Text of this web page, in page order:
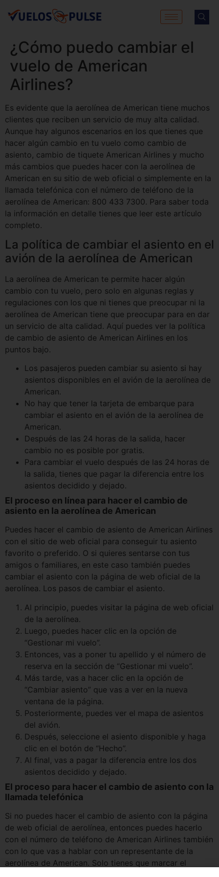
¿Cómo puedo cambiar el
vuelo de American
Airlines?
Es evidente que la aerolínea de American tiene muchos
clientes que reciben un servicio de muy alta calidad.
Aunque hay algunos escenarios en los que tienes que
hacer algún cambio en tu vuelo como cambio de
asiento, cambio de tiquete American Airlines y mucho
más cambios que puedes hacer con la aerolínea de
American en su sitio de web oficial o simplemente en la
llamada telefónica con el número de teléfono de la
aerolínea de American: 800 433 7300. Para saber toda
la información en detalle tienes que leer este artículo
completo.
La política de cambiar el asiento en el
avión de la aerolínea de American
La aerolínea de American te permite hacer algún
cambio con tu vuelo, pero solo en algunas reglas y
regulaciones con los que ni tienes que preocupar ni la
aerolínea de American tiene que preocupar para en dar
un servicio de alta calidad. Aquí puedes ver la política
de cambio de asiento de American Airlines en los
puntos bajo.
Los pasajeros pueden cambiar su asiento si hay
asientos disponibles en el avión de la aerolínea de
American.
No hay que tener la tarjeta de embarque para
cambiar el asiento en el avión de la aerolínea de
American.
Después de las 24 horas de la salida, hacer
cambio no es posible por gratis.
Para cambiar el vuelo después de las 24 horas de
la salida, tienes que pagar la diferencia entre los
asientos decidido y dejado.
El proceso en línea para hacer el cambio de
asiento en la aerolínea de American
Puedes hacer el cambio de asiento de American Airlines
con el sitio de web oficial para conseguir tu asiento
favorito o preferido. O si quieres sentarse con tus
amigos o familiares, en este caso también puedes
cambiar el asiento con la página de web oficial de la
aerolínea. Los pasos de cambiar el asiento.
Al principio, puedes visitar la página de web oficial
de la aerolínea.
Luego, puedes hacer clic en la opción de
“Gestionar mi vuelo”.
Entonces, vas a poner tu apellido y el número de
reserva en la sección de “Gestionar mi vuelo”.
Más tarde, vas a hacer clic en la opción de
“Cambiar asiento” que vas a ver en la nueva
ventana de la página.
Posteriormente, puedes ver el mapa de asientos
del avión.
Después, seleccione el asiento disponible y haga
clic en el botón de “Hecho”.
Al final, vas a pagar la diferencia entre los dos
asientos decidido y dejado.
El proceso para hacer el cambio de asiento con la
llamada telefónica
Si no puedes hacer el cambio de asiento con la página
de web oficial de aerolínea, entonces puedes hacerlo
con el número de teléfono de American Airlines también
con lo que vas a hablar con un representante de la
aerolínea de American. Solo tienes que marcar el